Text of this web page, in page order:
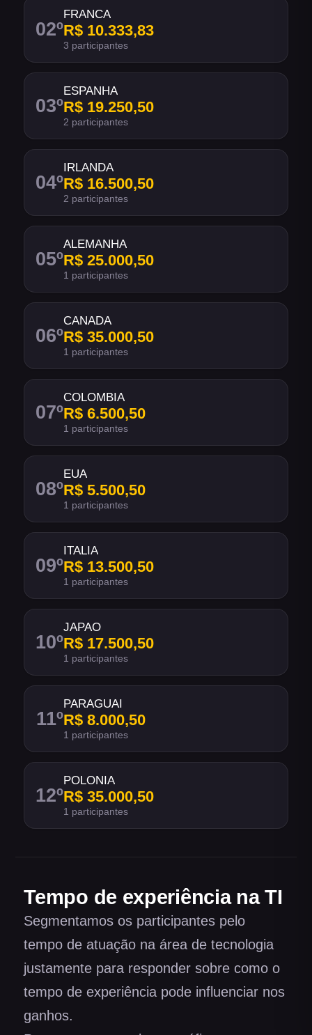
02º
FRANCA
R$ 10.333,83
3 participantes
03º
ESPANHA
R$ 19.250,50
2 participantes
04º
IRLANDA
R$ 16.500,50
2 participantes
05º
ALEMANHA
R$ 25.000,50
1 participantes
06º
CANADA
R$ 35.000,50
1 participantes
07º
COLOMBIA
R$ 6.500,50
1 participantes
08º
EUA
R$ 5.500,50
1 participantes
09º
ITALIA
R$ 13.500,50
1 participantes
10º
JAPAO
R$ 17.500,50
1 participantes
11º
PARAGUAI
R$ 8.000,50
1 participantes
12º
POLONIA
R$ 35.000,50
1 participantes
Tempo de experiência na TI
Segmentamos os participantes pelo
tempo de atuação na área de tecnologia
justamente para responder sobre como o
tempo de experiência pode influenciar nos
ganhos.